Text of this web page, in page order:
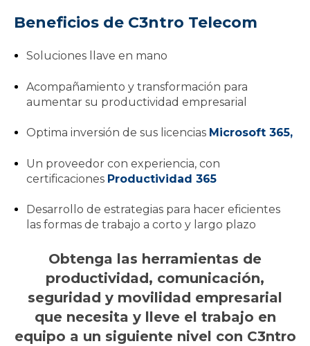
Beneficios de C3ntro Telecom
Soluciones llave en mano
Acompañamiento y transformación para
aumentar su productividad empresarial
Optima inversión de sus licencias Microsoft 365,
Un proveedor con experiencia, con
certificaciones Productividad 365
Desarrollo de estrategias para hacer eficientes
las formas de trabajo a corto y largo plazo
Obtenga las herramientas de
productividad, comunicación,
seguridad y movilidad empresarial
que necesita y lleve el trabajo en
equipo a un siguiente nivel con C3ntro